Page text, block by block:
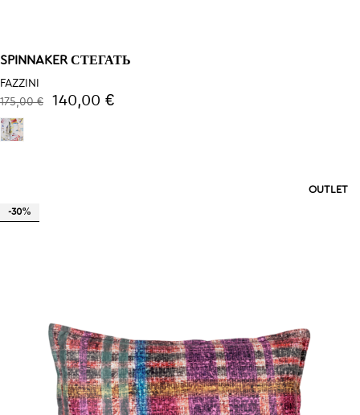
SPINNAKER СТЕГАТЬ
FAZZINI
175,00 €
140,00 €
-30%
OUTLET